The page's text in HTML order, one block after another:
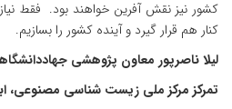
کشور نیز نقش آفرین خواهند بود. فقط
کنار هم قرار گیرد و آینده کشور را بسازیم.
لیلا ناصرپور معاون پژوهشی
تمرکز مرکز ملی زیست شناسی مصنوعی،